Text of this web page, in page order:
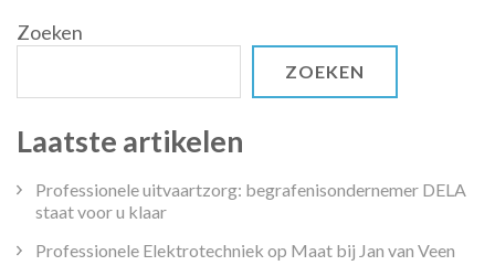
Zoeken
ZOEKEN
Laatste artikelen
Professionele uitvaartzorg: begrafenisondernemer DELA
staat voor u klaar
Professionele Elektrotechniek op Maat bij Jan van Veen